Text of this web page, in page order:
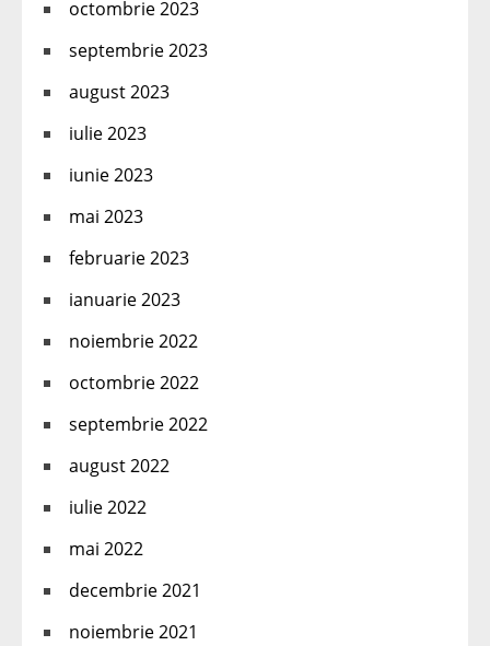
octombrie 2023
septembrie 2023
august 2023
iulie 2023
iunie 2023
mai 2023
februarie 2023
ianuarie 2023
noiembrie 2022
octombrie 2022
septembrie 2022
august 2022
iulie 2022
mai 2022
decembrie 2021
noiembrie 2021